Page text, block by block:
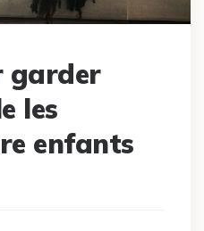
garder
les
enfants